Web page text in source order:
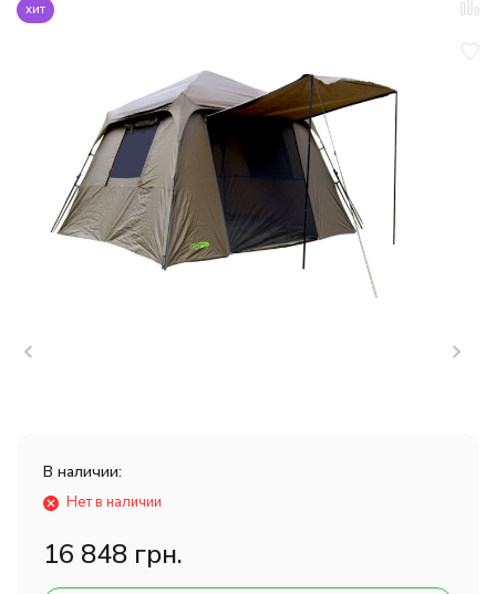
хит
В наличии:
Нет в наличии
16 848 грн.